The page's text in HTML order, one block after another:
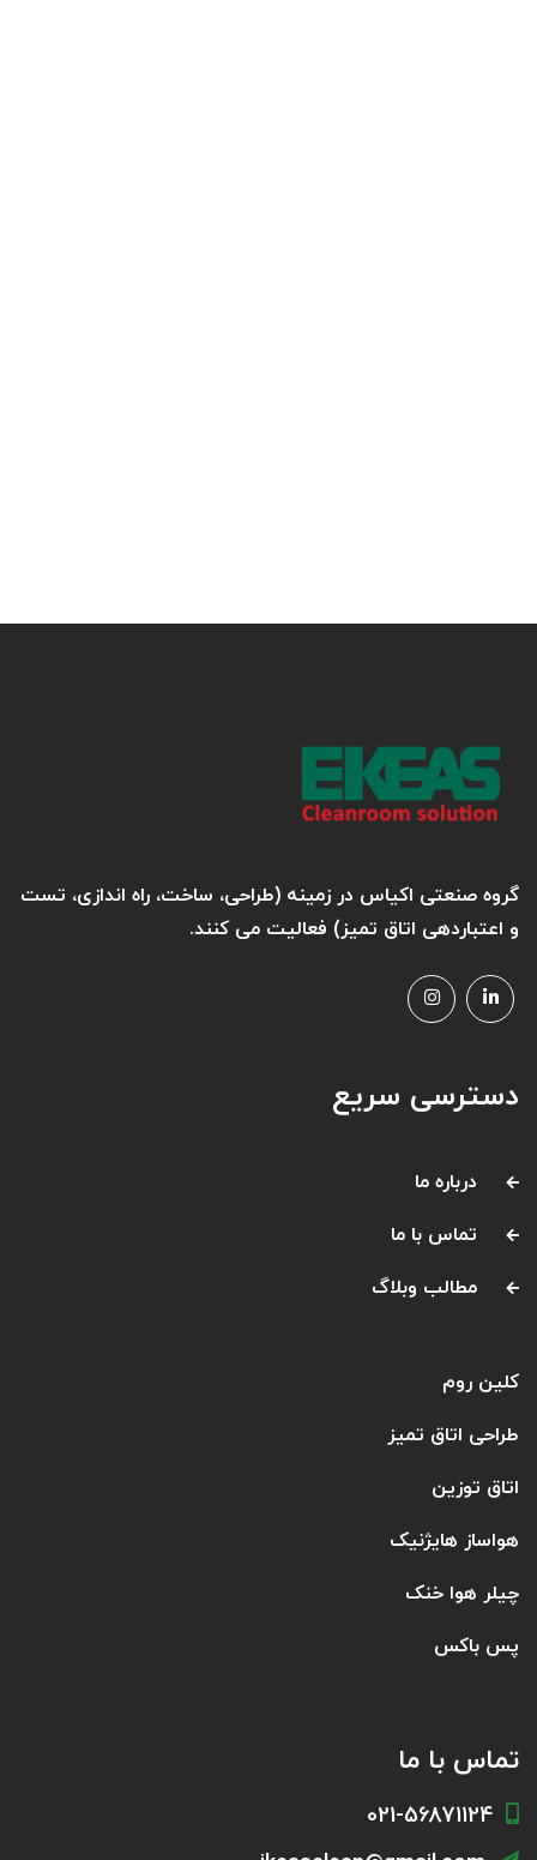
گروه صنعتی اکیاس در زمینه (طراحی، ساخت، راه اندازی، تست
و اعتباردهی اتاق تمیز) فعالیت می کنند.
دسترسی سریع
درباره ما
تماس با ما
مطالب وبلاگ
کلین روم
طراحی اتاق تمیز
اتاق توزین
هواساز هایژنیک
چیلر هوا خنک
پس باکس
تماس با ما
021-56871124